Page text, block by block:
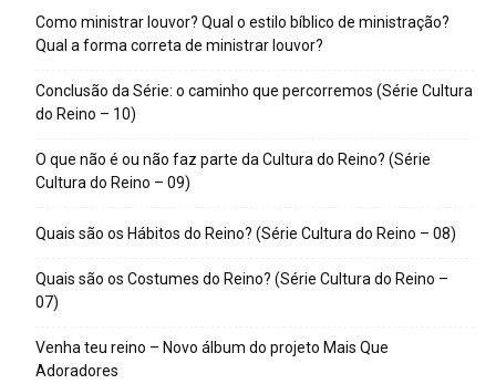
Como ministrar louvor? Qual o estilo bíblico de ministração?
Qual a forma correta de ministrar louvor?
Conclusão da Série: o caminho que percorremos (Série Cultura
do Reino – 10)
O que não é ou não faz parte da Cultura do Reino? (Série
Cultura do Reino – 09)
Quais são os Hábitos do Reino? (Série Cultura do Reino – 08)
Quais são os Costumes do Reino? (Série Cultura do Reino –
07)
Venha teu reino – Novo álbum do projeto Mais Que
Adoradores